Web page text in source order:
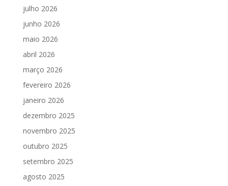
julho 2026
junho 2026
maio 2026
abril 2026
março 2026
fevereiro 2026
janeiro 2026
dezembro 2025
novembro 2025
outubro 2025
setembro 2025
agosto 2025